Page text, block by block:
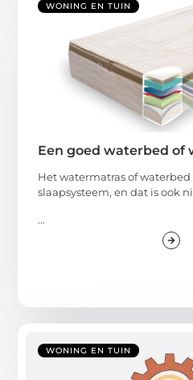
WONING EN TUIN
Een goed waterbed of
Het watermatras of
slaapsysteem, en dat is ook
...
WONING EN TUIN